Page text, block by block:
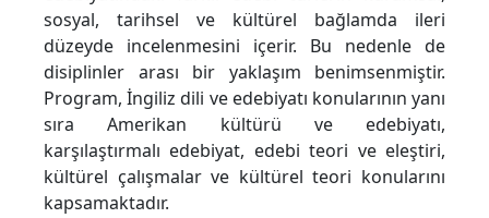
sosyal, tarihsel ve kültürel bağlamda ileri
düzeyde incelenmesini içerir. Bu nedenle de
disiplinler arası bir yaklaşım benimsenmiştir.
Program, İngiliz dili ve edebiyatı konularının yanı
sıra Amerikan kültürü ve edebiyatı,
karşılaştırmalı edebiyat, edebi teori ve eleştiri,
kültürel çalışmalar ve kültürel teori konularını
kapsamaktadır.